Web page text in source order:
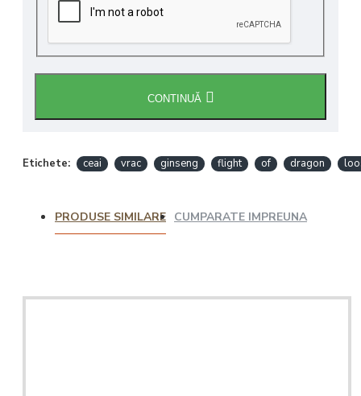
CONTINUĂ
Etichete: ceai vrac ginseng flight of dragon
PRODUSE SIMILARE CUMPARATE IMPREUNA